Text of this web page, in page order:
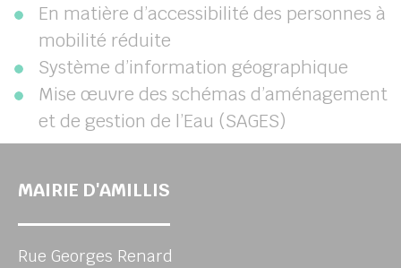
En matière d’accessibilité des personnes à
mobilité réduite
Système d’information géographique
Mise œuvre des schémas d’aménagement
et de gestion de l’Eau (SAGES)
MAIRIE D'AMILLIS
Rue Georges Renard